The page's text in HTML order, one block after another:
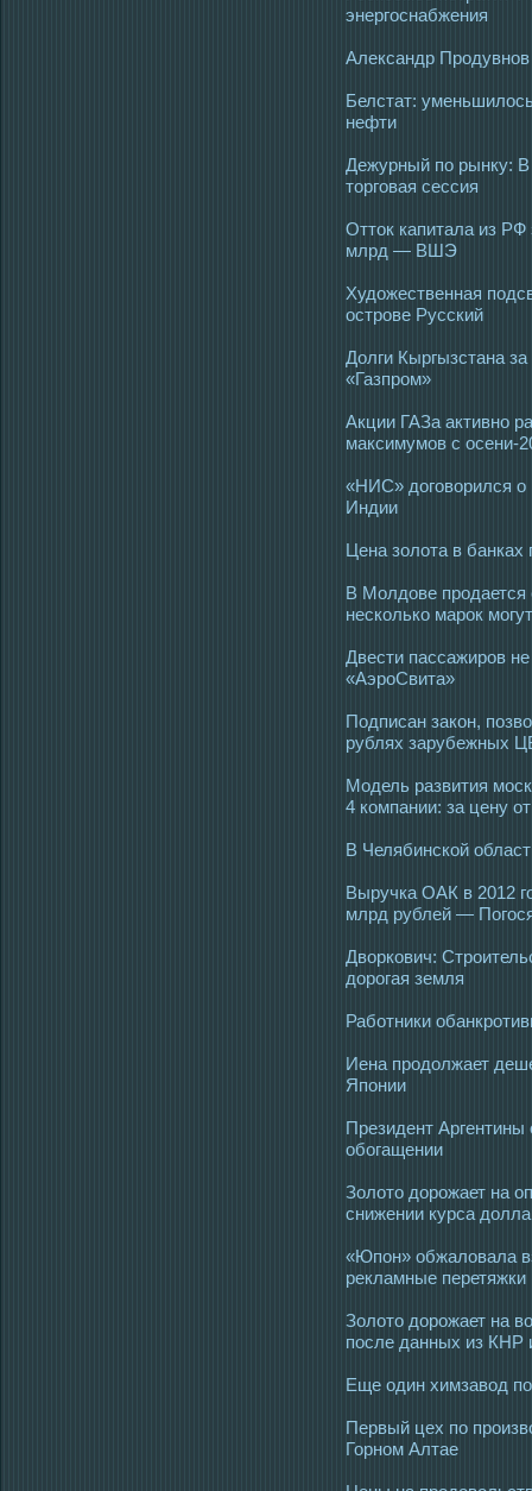
энергоснабжения
Александр
Белстат:
нефти
Дежурный по рынку: В
торговая сессия
Отток капитала из РФ
млрд — ВШЭ
Художественная
острове Русский
Долги Кыргызстана за
«Газпром»
Акции ГАЗа активно
максимумов с осени-
«НИС» договорился
Индии
Цена золота в банках
В Молдове продается
несколько марок
Двести пассажиров
«АэроСвита»
Подписан закон,
рублях зарубежных
Модель развития
4 компании: за цену
В Челябинской
Выручка ОАК в 2012
млрд рублей —
Дворкович:
дорогая земля
Работники
Иена продолжает
Японии
Президент Аргентины
обогащении
Золото дорожает на
снижении курса
«Юпон» обжаловала
рекламные перетяжки
Золото дорожает на
после данных из КНР
Еще один химзавод
Первый цех по
Горном Алтае